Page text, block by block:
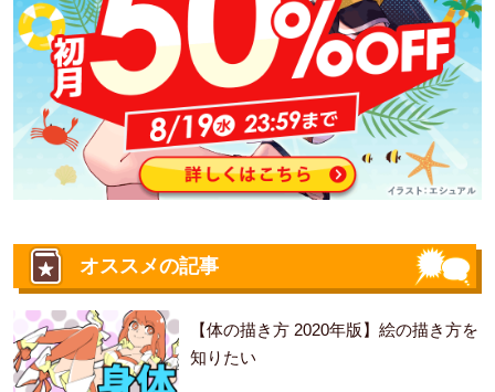
オススメの記事
【体の描き方 2020年版】絵の描き方を
知りたい